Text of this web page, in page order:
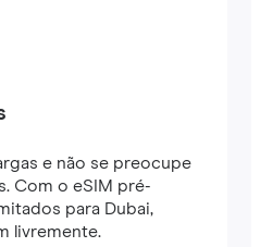
e não se preocupe
Com o eSIM pré-
para Dubai,
livremente.